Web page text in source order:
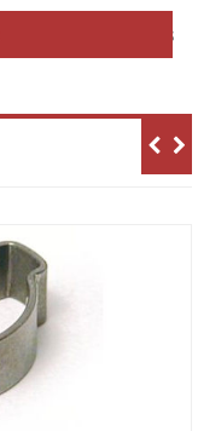
Sous 10 jours ouvrés